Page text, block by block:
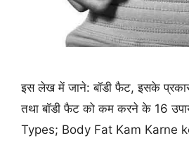
इस लेख में जाने: बॉडी फैट, इसके
तथा बॉडी फैट को कम करने के 16
Types; Body Fat Kam Karne